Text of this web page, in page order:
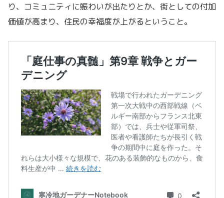
り、コミュニティに賑わいが出たりとか、街としての付加
価値が高まり、住民の幸福度が上がるということ。